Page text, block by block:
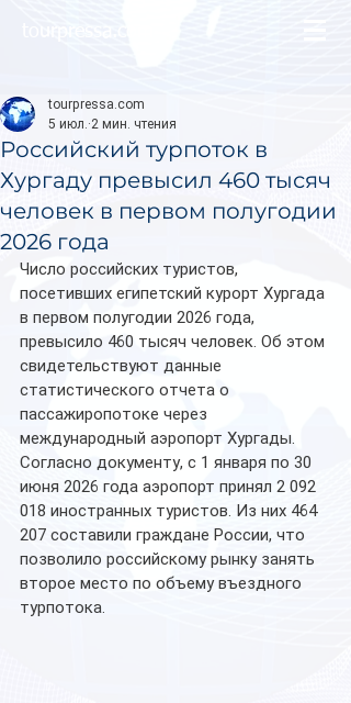
Российский турпоток в
Хургаду превысил 460 тысяч
человек в первом полугодии
2026 года
tourpressa.com
5 июл. 2 мин. чтения
Число российских туристов,
посетивших египетский курорт Хургада
в первом полугодии 2026 года,
превысило 460 тысяч человек. Об этом
свидетельствуют данные
статистического отчета о
пассажиропотоке через
международный аэропорт Хургады.
Согласно документу, с 1 января по 30
июня 2026 года аэропорт принял 2 092
018 иностранных туристов. Из них 464
207 составили граждане России, что
позволило российскому рынку занять
второе место по объему въездного
турпотока.